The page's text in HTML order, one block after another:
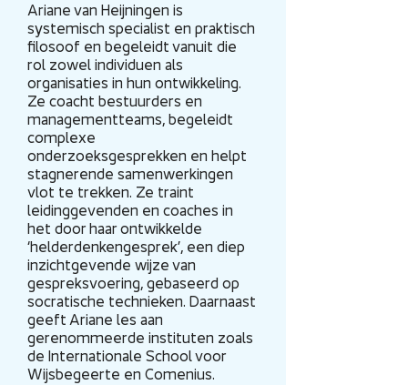
Ariane van Heijningen is
systemisch specialist en praktisch
filosoof en begeleidt vanuit die
rol zowel individuen als
organisaties in hun ontwikkeling.
Ze coacht bestuurders en
managementteams, begeleidt
complexe
onderzoeksgesprekken en helpt
stagnerende samenwerkingen
vlot te trekken. Ze traint
leidinggevenden en coaches in
het door haar ontwikkelde
‘helderdenkengesprek’, een diep
inzichtgevende wijze van
gespreksvoering, gebaseerd op
socratische technieken. Daarnaast
geeft Ariane les aan
gerenommeerde instituten zoals
de Internationale School voor
Wijsbegeerte en Comenius.